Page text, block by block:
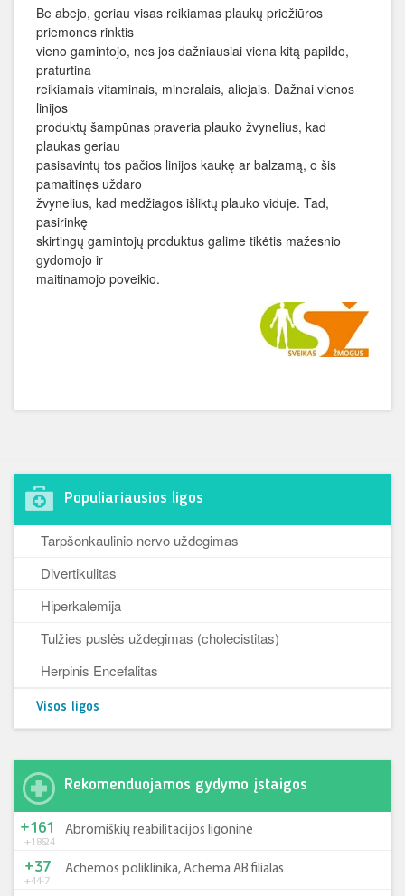
Be abejo, geriau visas reikiamas plaukų priežiūros
priemones rinktis
vieno gamintojo, nes jos dažniausiai viena kitą papildo,
praturtina
reikiamais vitaminais, mineralais, aliejais. Dažnai vienos
linijos
produktų šampūnas praveria plauko žvynelius, kad
plaukas geriau
pasisavintų tos pačios linijos kaukę ar balzamą, o šis
pamaitinęs uždaro
žvynelius, kad medžiagos išliktų plauko viduje. Tad,
pasirinkę
skirtingų gamintojų produktus galime tikėtis mažesnio
gydomojo ir
maitinamojo poveikio.
Populiariausios ligos
Tarpšonkaulinio nervo uždegimas
Divertikulitas
Hiperkalemija
Tulžies puslės uždegimas (cholecistitas)
Herpinis Encefalitas
Visos ligos
Rekomenduojamos gydymo įstaigos
+185-24
+161 Abromiškių reabilitacijos ligoninė
+44-7
+37 Achemos poliklinika, Achema AB filialas